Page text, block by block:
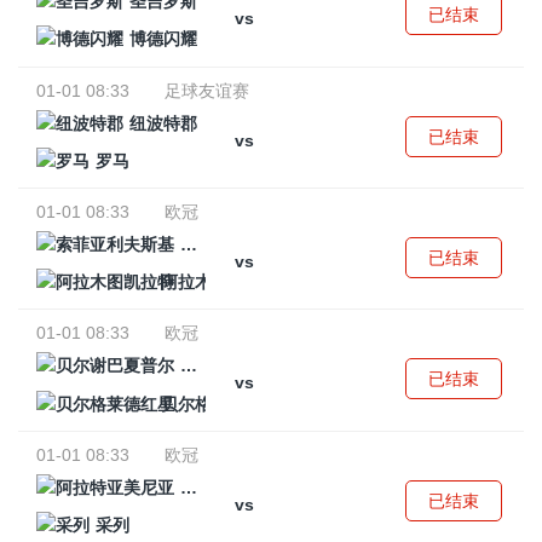
vs
博德闪耀
已结束
01-01 08:33
足球友谊赛
纽波特郡
vs
罗马
已结束
01-01 08:33
欧冠
索菲亚利夫斯基
vs
阿拉木图凯拉特
已结束
01-01 08:33
欧冠
贝尔谢巴夏普尔
vs
贝尔格莱德红星
已结束
01-01 08:33
欧冠
阿拉特亚美尼亚
vs
采列
已结束